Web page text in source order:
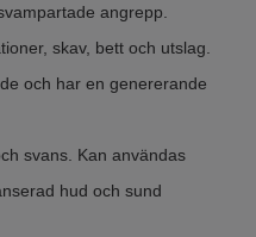
angrepp.
skav, bett och utslag.
och har en genererande
svans. Kan användas
hud och sund